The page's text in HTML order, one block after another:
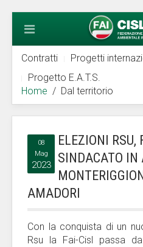
Contratti Progetti
Progetto E.A.T.S.
Home
Dal territorio
08
Mag
2023
ELEZIONI RSU,
SINDACATO IN
AMADORI
Con la conquista di un
Rsu la Fai-Cisl passa